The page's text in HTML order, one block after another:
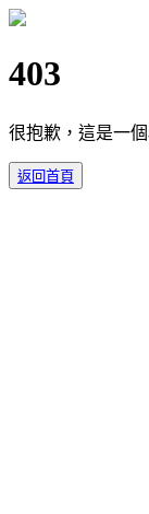
403
很抱歉，這是一
返回首頁